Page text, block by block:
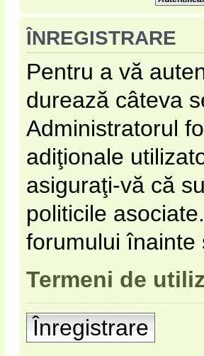
ÎNREGISTRARE
Pentru a vă
durează câteva
Administratorul
adiţionale
asiguraţi-vă că
politicile
forumului înainte
Termeni de
Înregistrare